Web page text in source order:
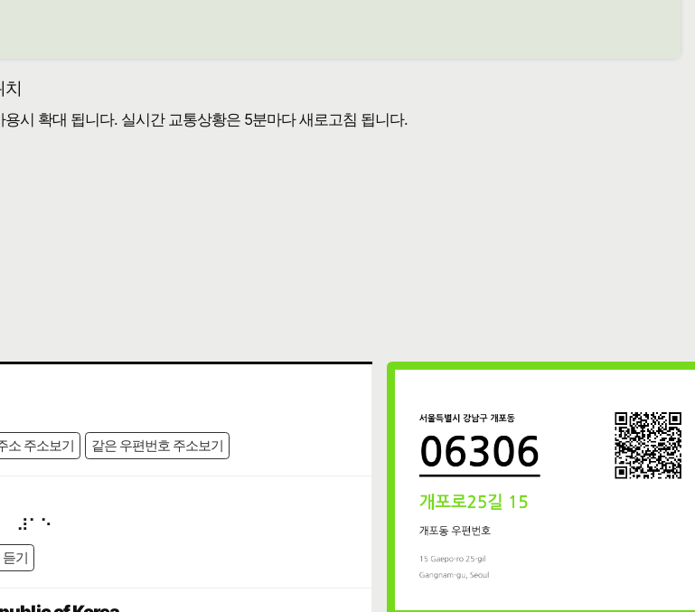
치
시 확대 됩니다. 실시간 교통상황은 5분마다 새로고침 됩니다.
소 주소보기 같은 우편번호 주소보기
듣기